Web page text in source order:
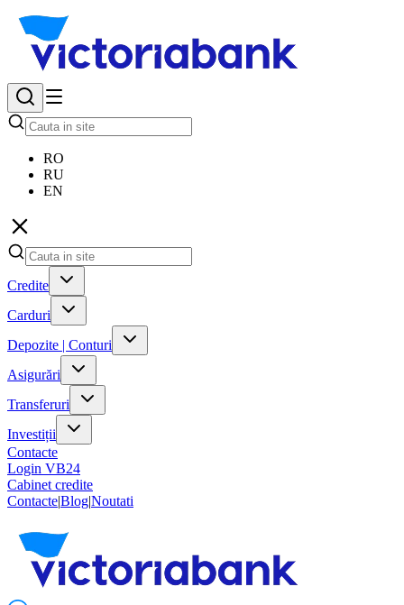
RO
RU
EN
Credite
Carduri
Depozite | Conturi
Asigurări
Transferuri
Investiții
Contacte
Login VB24
Cabinet credite
Contacte|Blog|Noutati